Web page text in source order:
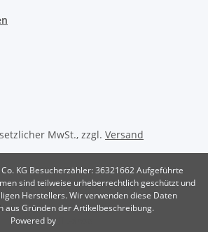
MwSt., zzgl. Versand
KG Besucherzähler: 36321662Aufgeführte
sind teilweise urheberrechtlich geschützt und
Herstellers. Wir verwenden diese Daten
aus Gründen der Artikelbeschreibung.
Powered by